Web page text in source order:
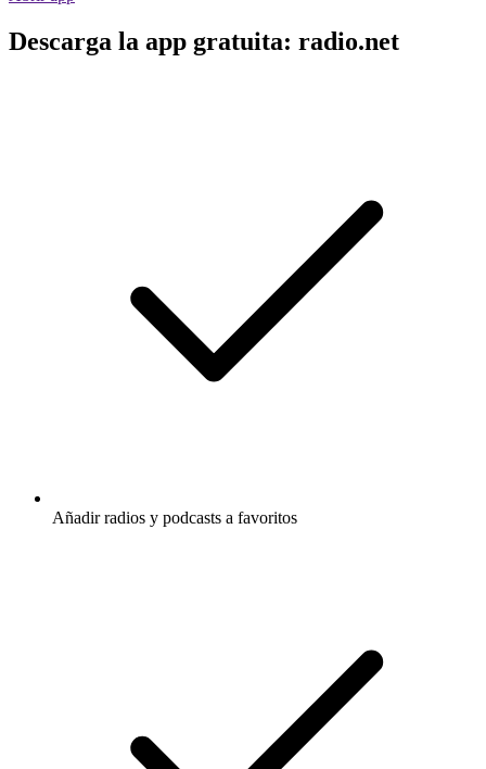
Descarga la app gratuita: radio.net
Añadir radios y podcasts a favoritos